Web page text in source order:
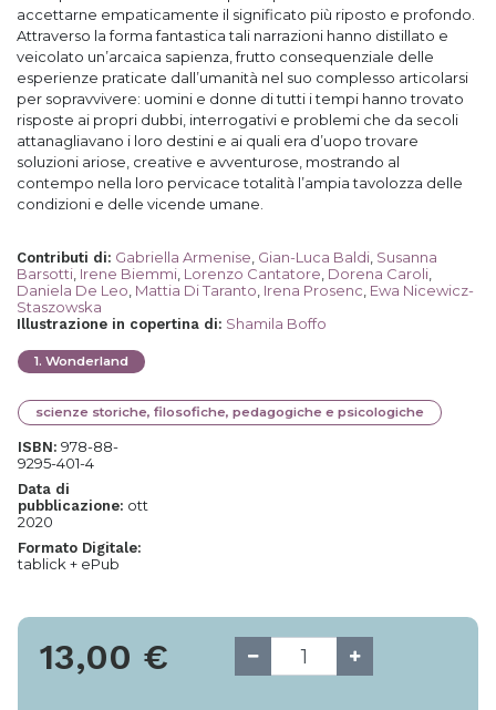
accettarne empaticamente il significato più riposto e profondo.
Attraverso la forma fantastica tali narrazioni hanno distillato e
veicolato un’arcaica sapienza, frutto consequenziale delle
esperienze praticate dall’umanità nel suo complesso articolarsi
per sopravvivere: uomini e donne di tutti i tempi hanno trovato
risposte ai propri dubbi, interrogativi e problemi che da secoli
attanagliavano i loro destini e ai quali era d’uopo trovare
soluzioni ariose, creative e avventurose, mostrando al
contempo nella loro pervicace totalità l’ampia tavolozza delle
condizioni e delle vicende umane.
Contributi di: Gabriella Armenise Gian-Luca Baldi Susanna
Barsotti Irene Biemmi Lorenzo Cantatore Dorena Caroli
Daniela De Leo Mattia Di Taranto Irena Prosenc Ewa Nicewicz-
Staszowska
Illustrazione in copertina di: Shamila Boffo
1. Wonderland
scienze storiche, filosofiche, pedagogiche e psicologiche
ISBN: 978-88-
9295-401-4
Data di
pubblicazione: ott
2020
Formato Digitale:
tablick + ePub
13,00 €